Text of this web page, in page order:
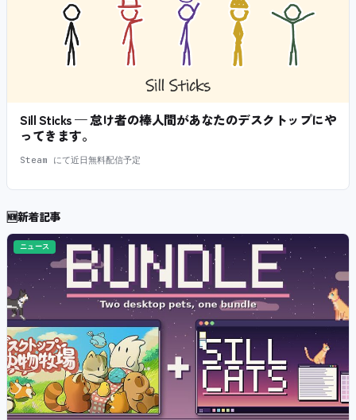
Sill Sticks — 怠け者の棒人間があなたのデスクトップにや
ってきます。
Steam にて近日無料配信予定
🆕新着記事
ニュース